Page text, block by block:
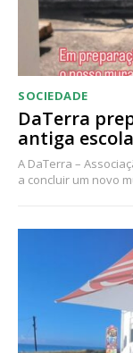
SOCIEDADE
DaTerra
antiga
A DaTerra –
a concluir um novo